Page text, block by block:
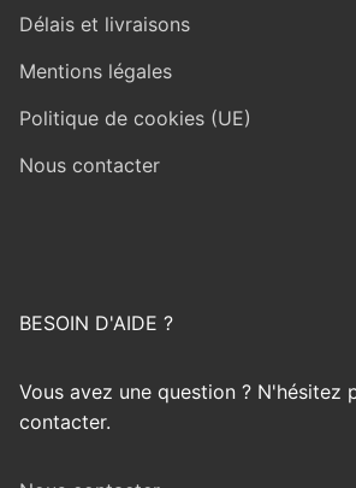
Délais et livraisons
Mentions légales
Politique de cookies (UE)
Nous contacter
BESOIN D'AIDE ?
Vous avez une question ? N'hésitez
contacter.